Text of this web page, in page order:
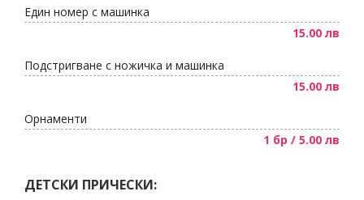
Един номер с машинка
15.00 лв
Подстригване с ножичка и машинка
15.00 лв
Орнаменти
1 бр / 5.00 лв
ДЕТСКИ ПРИЧЕСКИ: